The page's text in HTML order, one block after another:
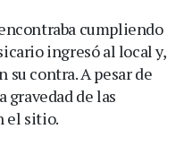
cumpliendo
ingresó al local y,
su contra. A pesar de
gravedad de las
el sitio.